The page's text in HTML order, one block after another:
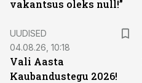
vakantsus oleks null!”
UUDISED
04.08.26, 10:18
Vali Aasta
Kaubandustegu 2026!